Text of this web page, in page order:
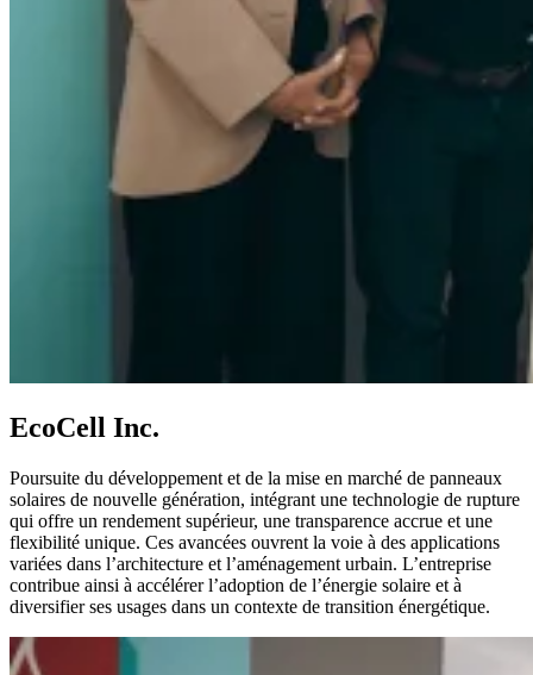
EcoCell Inc.
Poursuite du développement et de la mise en marché de panneaux
solaires de nouvelle génération, intégrant une technologie de rupture
qui offre un rendement supérieur, une transparence accrue et une
flexibilité unique. Ces avancées ouvrent la voie à des applications
variées dans l’architecture et l’aménagement urbain. L’entreprise
contribue ainsi à accélérer l’adoption de l’énergie solaire et à
diversifier ses usages dans un contexte de transition énergétique.